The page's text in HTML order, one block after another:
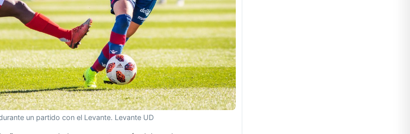
un partido con el Levante. Levante UD